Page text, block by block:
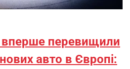
вперше перевищили
авто в Європі: